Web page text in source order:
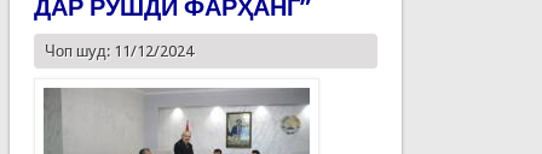
ДАР РУШДИ ФАРҲАНГ”
Чоп шуд: 11/12/2024